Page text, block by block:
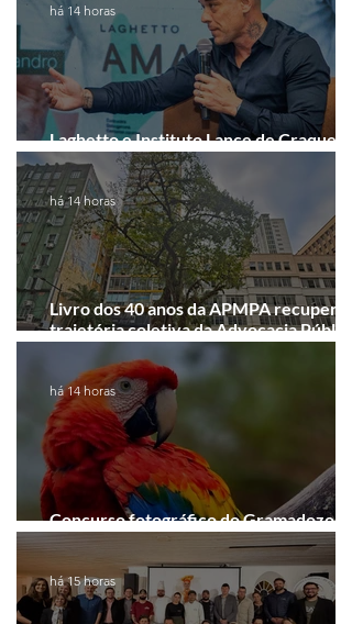
Laghetto e Instituto Lance de Craque
firmam parceria em Porto Alegre
há 14 horas
Livro dos 40 anos da APMPA recupera a
trajetória coletiva da Advocacia Pública
há 14 horas
Concurso fotográfico do Gramadozoo
entra na reta final de inscrições
há 14 horas
há 15 horas